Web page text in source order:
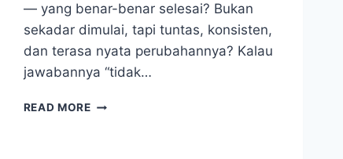
— yang benar-benar selesai? Bukan
sekadar dimulai, tapi tuntas, konsisten,
dan terasa nyata perubahannya? Kalau
jawabannya “tidak…
READ MORERESOLUSI